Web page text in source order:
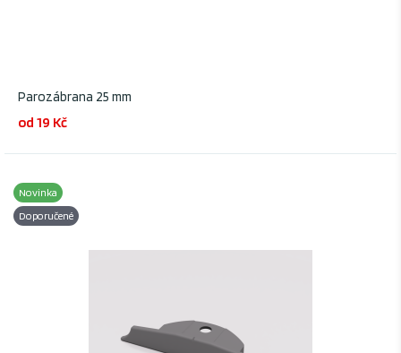
Parozábrana 25 mm
od 19 Kč
Novinka
Doporučené